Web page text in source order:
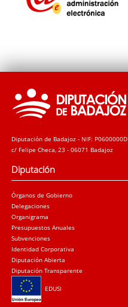
Diputación de Badajoz - NIF: P0600000D
c/ Felipe Checa, 23 - 06071 Badajoz
Diputación
Órganos de Gobierno
Delegaciones
Organigrama
Presupuestos Anuales
Subvenciones
Identidad Corporativa
Diputación Abierta
Diputación Transparente
EDUSI